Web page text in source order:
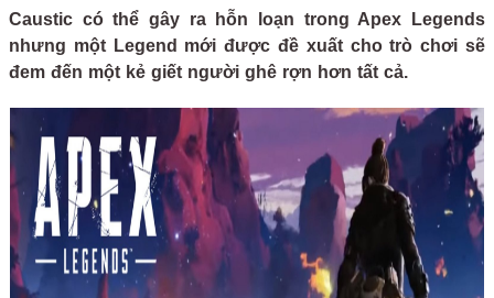
Caustic có thể gây ra hỗn loạn trong Apex Legends
nhưng một Legend mới được đề xuất cho trò chơi sẽ
đem đến một kẻ giết người ghê rợn hơn tất cả.